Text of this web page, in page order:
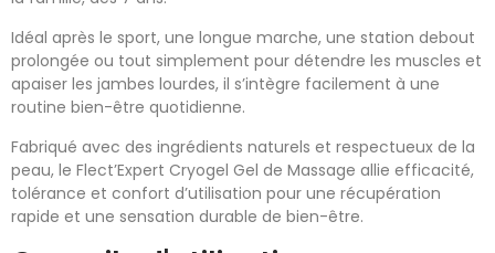
Idéal après le sport, une longue marche, une station debout
prolongée ou tout simplement pour détendre les muscles et
apaiser les jambes lourdes, il s’intègre facilement à une
routine bien-être quotidienne.
Fabriqué avec des ingrédients naturels et respectueux de la
peau, le Flect’Expert Cryogel Gel de Massage allie efficacité,
tolérance et confort d’utilisation pour une récupération
rapide et une sensation durable de bien-être.